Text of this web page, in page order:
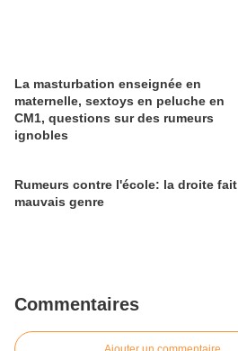
La masturbation enseignée en
maternelle, sextoys en peluche en
CM1, questions sur des rumeurs
ignobles
Rumeurs contre l'école: la droite fait
mauvais genre
Commentaires